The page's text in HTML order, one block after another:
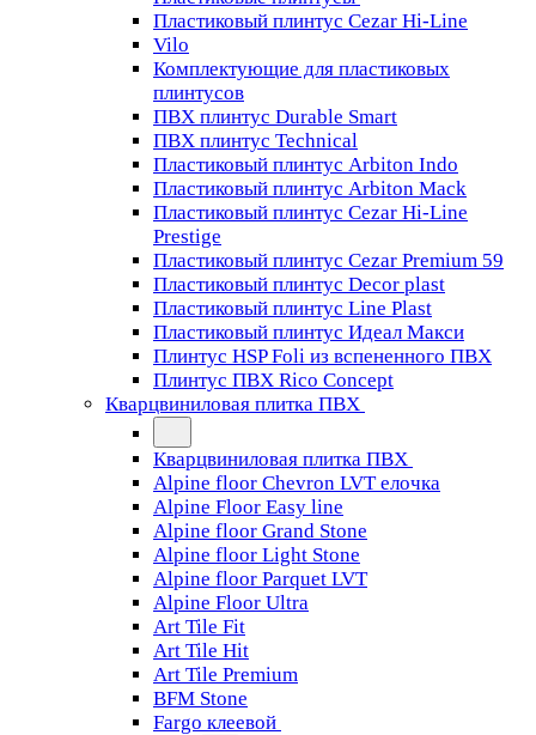
Пластиковый плинтус Cezar Hi-Line
Vilo
Комплектующие для пластиковых
плинтусов
ПВХ плинтус Durable Smart
ПВХ плинтус Technical
Пластиковый плинтус Arbiton Indo
Пластиковый плинтус Arbiton Mack
Пластиковый плинтус Cezar Hi-Line
Prestige
Пластиковый плинтус Cezar Premium 59
Пластиковый плинтус Decor plast
Пластиковый плинтус Line Plast
Пластиковый плинтус Идеал Макси
Плинтус HSP Foli из вспененного ПВХ
Плинтус ПВХ Rico Concept
Кварцвиниловая плитка ПВХ
Кварцвиниловая плитка ПВХ
Alpine floor Chevron LVT елочка
Alpine Floor Easy line
Alpine floor Grand Stone
Alpine floor Light Stone
Alpine floor Parquet LVT
Alpine Floor Ultra
Art Tile Fit
Art Tile Hit
Art Tile Premium
BFM Stone
Fargo клеевой